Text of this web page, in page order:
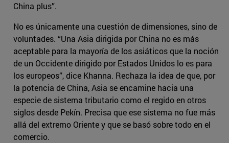
China plus”.
No es únicamente una cuestión de dimensiones, sino de
voluntades. “Una Asia dirigida por China no es más
aceptable para la mayoría de los asiáticos que la noción
de un Occidente dirigido por Estados Unidos lo es para
los europeos”, dice Khanna. Rechaza la idea de que, por
la potencia de China, Asia se encamine hacia una
especie de sistema tributario como el regido en otros
siglos desde Pekín. Precisa que ese sistema no fue más
allá del extremo Oriente y que se basó sobre todo en el
comercio.